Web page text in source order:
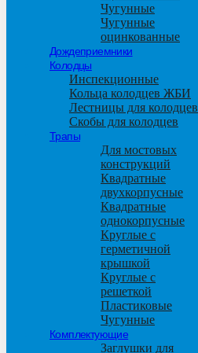
Чугунные
Чугунные
оцинкованные
Дождеприемники
Колодцы
Инспекционные
Кольца колодцев ЖБИ
Лестницы для колодцев
Скобы для колодцев
Трапы
Для мостовых
конструкций
Квадратные
двухкорпусные
Квадратные
однокорпусные
Круглые с
герметичной
крышкой
Круглые с
решеткой
Пластиковые
Чугунные
Комплектующие
Заглушки для